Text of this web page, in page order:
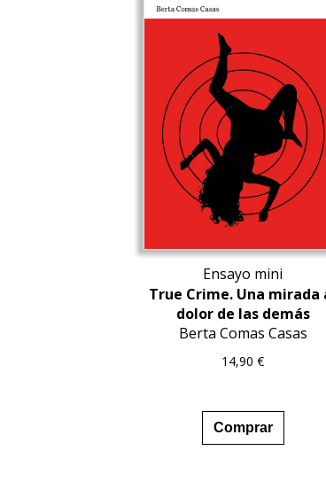
Ensayo mini
True Crime. Una mirada
dolor de las demás
Berta Comas Casas
14,90€
Comprar